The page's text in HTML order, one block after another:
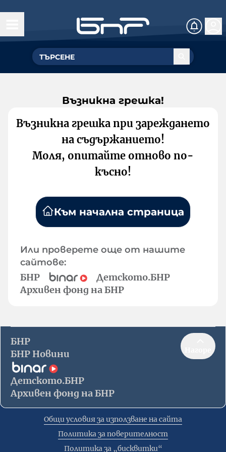
Възникна грешка!
Възникна грешка при зареждането
на съдържанието!
Моля, опитайте отново по-
късно!
Към начална страница
Или проверете още от нашите
сайтове:
БНР
Детското.БНР
Архивен фонд на БНР
БНР
БНР Новини
Детското.БНР
Архивен фонд на БНР
Общи условия за използване на сайта
Политика за поверителност
Политика за „бисквитки“